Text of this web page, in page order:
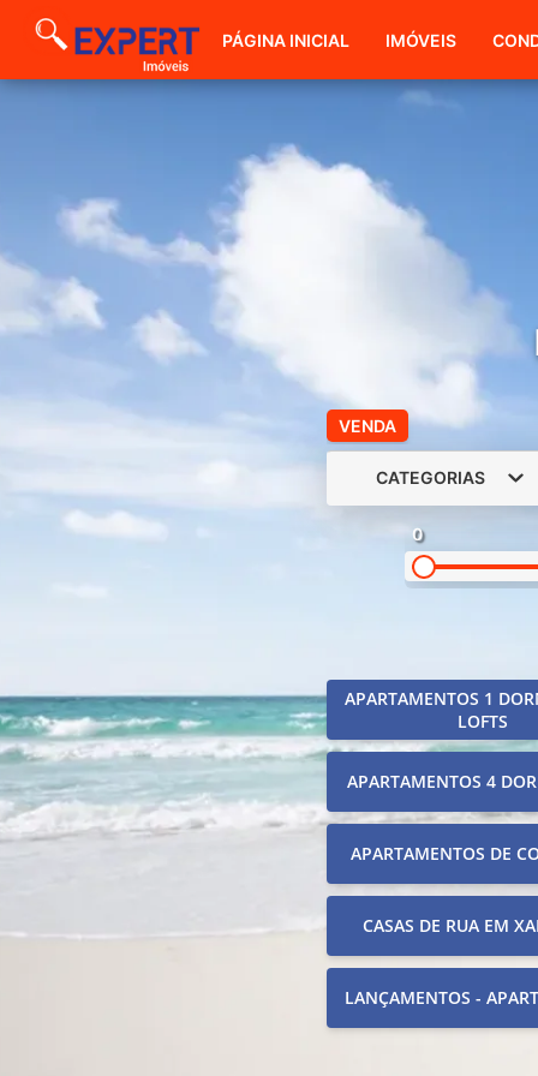
PÁGINA INICIAL IMÓVEIS
VENDA
CATEGORIAS
0
APARTAMENTOS 1
LOFTS
APARTAMENTOS 4
APARTAMENTOS DE
CASAS DE RUA EM
LANÇAMENTOS -